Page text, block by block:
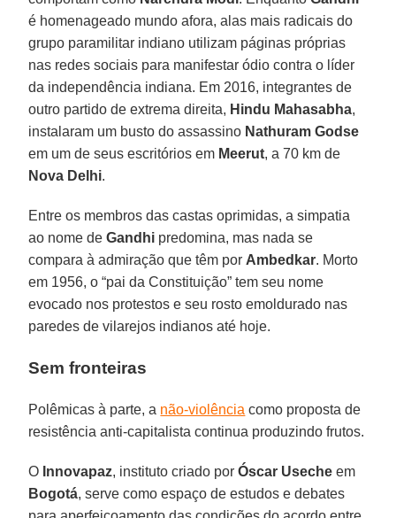
é homenageado mundo afora, alas mais radicais do
grupo paramilitar indiano utilizam páginas próprias
nas redes sociais para manifestar ódio contra o líder
da independência indiana. Em 2016, integrantes de
outro partido de extrema direita, Hindu Mahasabha,
instalaram um busto do assassino Nathuram Godse
em um de seus escritórios em Meerut, a 70 km de
Nova Delhi.
Entre os membros das castas oprimidas, a simpatia
ao nome deGandhi predomina, mas nada se
compara à admiração que têm por Ambedkar. Morto
em 1956, o “pai da Constituição” tem seu nome
evocado nos protestos e seu rosto emoldurado nas
paredes de vilarejos indianos até hoje.
Sem fronteiras
Polêmicas à parte, a não-violência como proposta de
resistência anti-capitalista continua produzindo frutos.
O Innovapaz, instituto criado porÓscar Useche em
Bogotá, serve como espaço de estudos e debates